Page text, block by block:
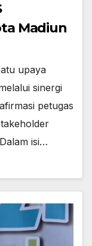
Madiun
upaya
sinergi
petugas
isi…